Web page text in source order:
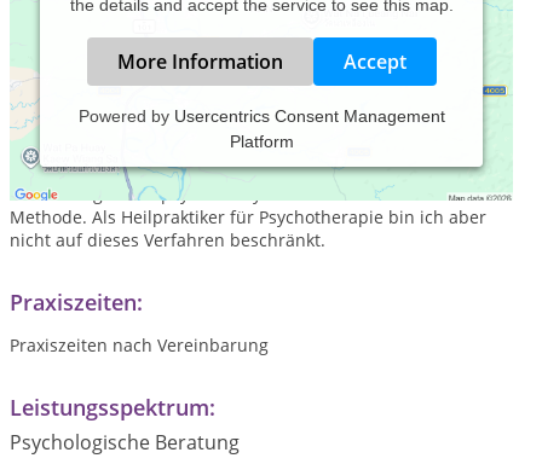
the details and accept the service to see this map.
More Information Accept
Powered by Usercentrics Consent Management
Platform
Die Grundlage meiner psychotherapeutischen Tätigkeit nach
dem HeilprG bildet meine tiefenpsychologisch orientierte
Ausbildung in der psychoanalytisch-interaktionellen
Methode. Als Heilpraktiker für Psychotherapie bin ich aber
nicht auf dieses Verfahren beschränkt.
Praxiszeiten:
Praxiszeiten nach Vereinbarung
Leistungsspektrum:
Psychologische Beratung